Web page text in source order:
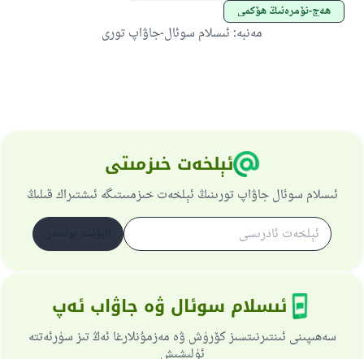
ھەج-ئۆمرەنىڭ ھۆكمى
مەنبە: ئىسلام سوئال-جاۋاپ تورى
ئېلخەت خىزمىتى
ئىسلام سوئال جاۋاپ تورىنىڭ ئېلخەت خىزمىىتىگە ئىشتىراك قىلىڭ
ئىسلام سوئال ۋە جاۋاب ئەپ
سەھىپىنى ئىنتىرنىتسىز كۆرۈش ۋە مەزمۇنلارغا ئەڭ تىز سۈرئەتتە
ئۈلىشىش
ئىئائە